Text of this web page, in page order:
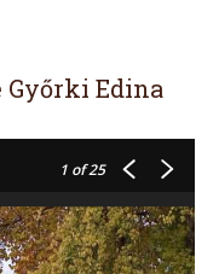
Győrki Edina
1 of 25